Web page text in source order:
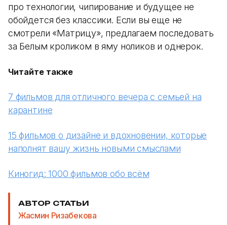
про технологии, чипирование и будущее не
обойдется без классики. Если вы еще не
смотрели «Матрицу», предлагаем последовать
за Белым кроликом в яму ноликов и однерок.
Читайте также
7 фильмов для отличного вечера с семьей на
карантине
15 фильмов о дизайне и вдохновении, которые
наполнят вашу жизнь новыми смыслами
Киногид: 1000 фильмов обо всём
АВТОР СТАТЬИ
Жасмин Ризабекова